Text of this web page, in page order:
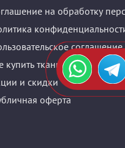
на обработку
соглашение
купить ткани оптом и в
и скидки
оферта